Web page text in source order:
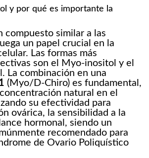
y por qué es importante la
compuesto similar a las
un papel crucial en la
Las formas más
son el Myo-inositol y el
La combinación en una
(Myo/D-Chiro) es fundamental,
natural en el
su efectividad para
ovárica, la sensibilidad a la
hormonal, siendo un
recomendado para
de Ovario Poliquístico